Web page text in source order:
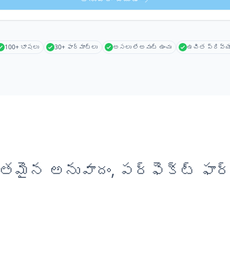
100+ భాషలు 30+ ఫార్మాట్లు అసలు లేఅవుట్ ఉంచు ఉచిత
అనువాదం, పర్ఫెక్ట్